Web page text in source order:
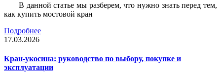
В данной статье мы разберем, что нужно знать перед тем,
как купить мостовой кран
Подробнее
17.03.2026
Кран-укосина: руководство по выбору, покупке и
эксплуатации